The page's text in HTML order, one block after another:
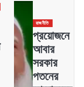
রাজনীতি
প্রয়োজনে
আবার
সরকার
পতনের